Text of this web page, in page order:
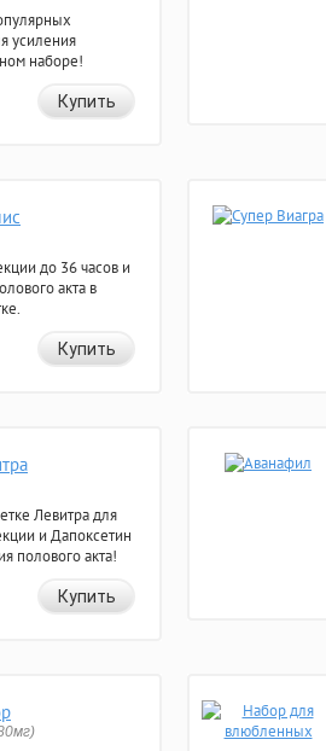
усиления
наборе!
Купить
до 36 часов и
акта в
Купить
Левитра для
и Дапоксетин
полового акта!
Купить